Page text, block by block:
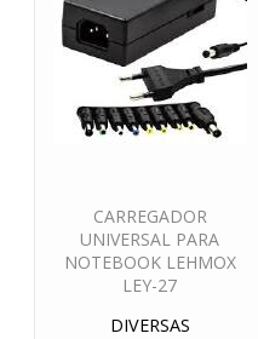
CARREGADOR
UNIVERSAL PARA
NOTEBOOK LEHMOX
LEY-27
DIVERSAS